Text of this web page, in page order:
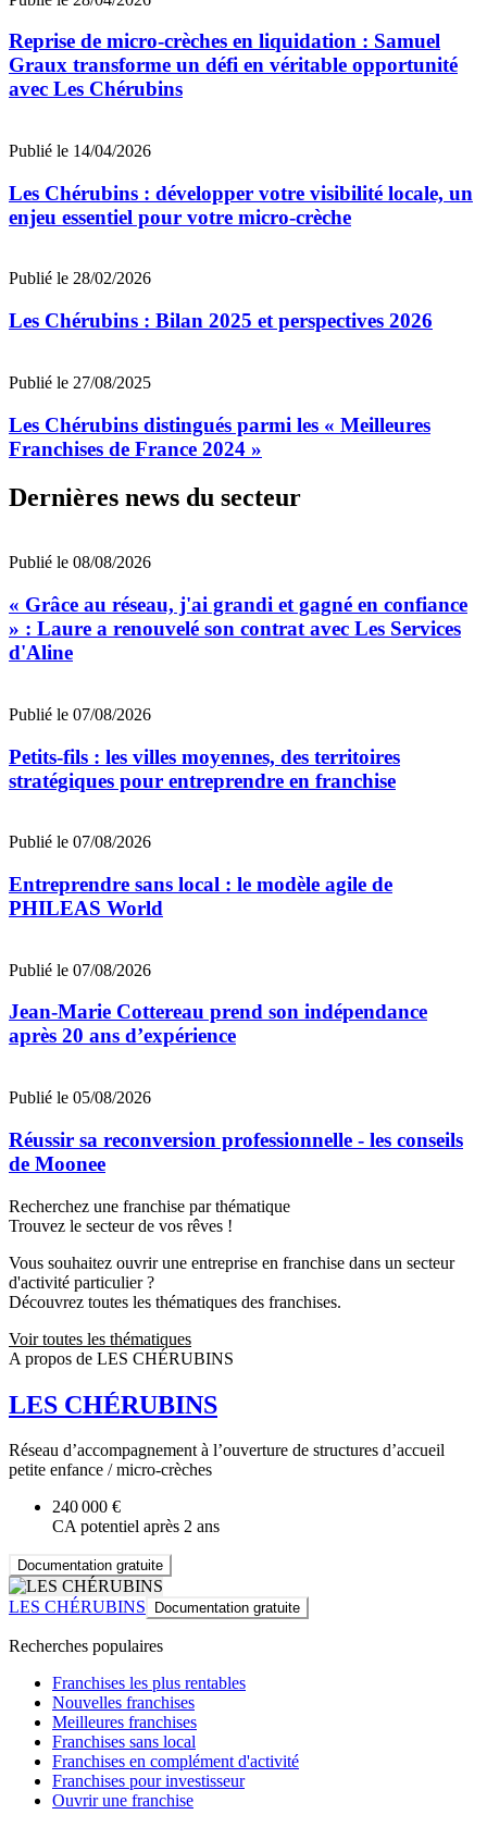
Reprise de micro-crèches en liquidation : Samuel
Graux transforme un défi en véritable opportunité
avec Les Chérubins
Publié le 14/04/2026
Les Chérubins : développer votre visibilité locale, un
enjeu essentiel pour votre micro-crèche
Publié le 28/02/2026
Les Chérubins : Bilan 2025 et perspectives 2026
Publié le 27/08/2025
Les Chérubins distingués parmi les « Meilleures
Franchises de France 2024 »
Dernières news du secteur
Publié le 08/08/2026
« Grâce au réseau, j'ai grandi et gagné en confiance
» : Laure a renouvelé son contrat avec Les Services
d'Aline
Publié le 07/08/2026
Petits-fils : les villes moyennes, des territoires
stratégiques pour entreprendre en franchise
Publié le 07/08/2026
Entreprendre sans local : le modèle agile de
PHILEAS World
Publié le 07/08/2026
Jean‑Marie Cottereau prend son indépendance
après 20 ans d’expérience
Publié le 05/08/2026
Réussir sa reconversion professionnelle - les conseils
de Moonee
Recherchez une franchise par thématique
Trouvez le secteur de vos rêves !
Vous souhaitez ouvrir une entreprise en franchise dans un secteur
d'activité particulier ?
Découvrez toutes les thématiques des franchises.
Voir toutes les thématiques
A propos de LES CHÉRUBINS
LES CHÉRUBINS
Réseau d’accompagnement à l’ouverture de structures d’accueil
petite enfance / micro-crèches
240 000 €
CA potentiel après 2 ans
Documentation gratuite
LES CHÉRUBINS Documentation gratuite
Recherches populaires
Franchises les plus rentables
Nouvelles franchises
Meilleures franchises
Franchises sans local
Franchises en complément d'activité
Franchises pour investisseur
Ouvrir une franchise